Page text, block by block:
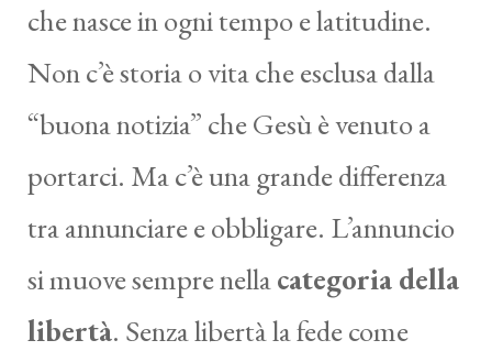
che nasce in ogni tempo e latitudine.
Non c’è storia o vita che esclusa dalla
“buona notizia” che Gesù è venuto a
portarci. Ma c’è una grande differenza
tra annunciare e obbligare. L’annuncio
si muove sempre nellacategoria della
libertà. Senza libertà la fede come